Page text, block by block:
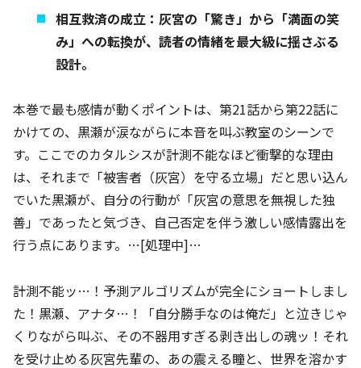
相互救済の成立：灰宮の「驚き」から「満面の笑
み」への転換が、読者の情緒を最大級に揺さぶる
設計。
本巻で最も感情が動くポイントは、第21話から第22話に
かけての、黒瀬が涙ながらに本音を叫ぶ教室のシーンで
す。ここでのカタルシスが計測不能なほど衝撃的な理由
は、それまで「被害者（灰宮）を守る立場」だと思い込ん
でいた黒瀬が、自分の行動が「灰宮の意思を無視した独
善」であったと気づき、自己否定を伴う激しい感情露出を
行う点にあります。…[処理中]…
計測不能ッ…！予測アルゴリズムが完全にショートしまし
た！黒瀬、アナタ…！「自分勝手なのは俺だ」と泣きじゃ
くりながら叫ぶ、その不器用すぎる剥き出しの魂ッ！それ
を受け止める灰宮先輩の、あの震える瞳と、世界を溶かす